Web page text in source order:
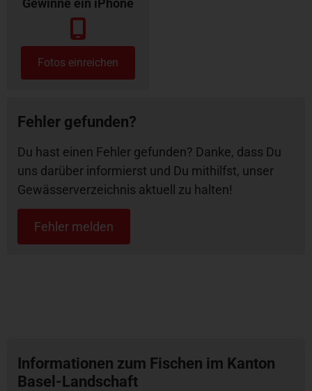
Fotos einreichen
Fehler gefunden?
Du hast einen Fehler gefunden? Danke, dass Du
uns darüber informierst und Du mithilfst, unser
Gewässerverzeichnis aktuell zu halten!
Fehler melden
Informationen zum Fischen im Kanton
Basel-Landschaft